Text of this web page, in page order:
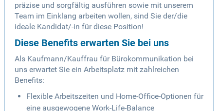
präzise und sorgfältig ausführen sowie mit unserem
Team im Einklang arbeiten wollen, sind Sie der/die
ideale Kandidat/-in für diese Position!
Diese Benefits erwarten Sie bei uns
Als Kaufmann/Kauffrau für Bürokommunikation bei
uns erwartet Sie ein Arbeitsplatz mit zahlreichen
Benefits:
Flexible Arbeitszeiten und Home-Office-Optionen für
eine ausgewogene Work-Life-Balance